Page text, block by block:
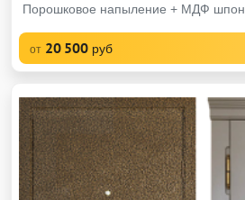
Порошковое напыление + МДФ шпон
от 20 500 руб